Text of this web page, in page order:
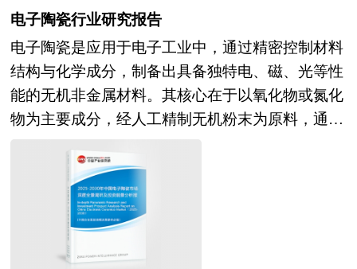
壮大有学术和实践的双重意义。
险组合发力，推动产业从规模扩张向质量效益转
型；区域布局层面，科技资源富集区聚焦先进制
程、特色工艺与AI芯片设计，打造全球创新策源
地；存储与制造重镇强化"设计-制造-封测"垂直一
体化生态；中西部地区严控成熟产能重复建设，转
术路径层面，Chiplet芯粒技术打破传统SoC设计边
界，通过先进封装实现异构集成，降低对先进工艺
的绝对依赖；AI for EDA将芯片设计周期大幅压
缩，RISC-V开源架构在物联网与边缘计算领域开
辟新生态；宽禁带半导体与新型材料从实验室走向
叙述、说明、推断、引用恰如其分，文字、用词表
素进行具体调查、研究、分析，洞察行业今后的发
展方向、行业竞争格局的演变趋势以及技术标准、
市场规模、潜在问题与行业发展的症结所在，评估
行业投资价值、效果效益程度，提出建设性意见建
议，为行业投资决策者和企业经营者提供参考依
据。 本研究咨询报告由中研普华咨询公司领衔撰
写，在大量周密的市场调研基础上，主要依据了国
家统计局、国家商务部、国家发改委、国家经济信
息中心、国务院发展研究中心、国家海关总署、全
电子陶瓷行业研究报告
电子陶瓷是应用于电子工业中，通过精密控制材料
结构与化学成分，制备出具备独特电、磁、光等性
能的无机非金属材料。其核心在于以氧化物或氮化
物为主要成分，经人工精制无机粉末为原料，通过
现如绝缘屏蔽、介电、传感、超导、磁性等新功
能。这类材料在化学成分、微观结构及机电性能
上，与普通电力陶瓷存在本质差异，需满足高机械
强度、耐高温高湿、抗辐射、介质常数可调、介质
损耗小、绝缘电阻值高及老化性能优异等特殊要